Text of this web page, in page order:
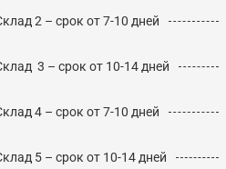
2 – срок от 7-10 дней
3 – срок от 10-14 дней
4 – срок от 7-10 дней
5 – срок от 10-14 дней